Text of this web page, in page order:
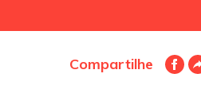
Compartilhe